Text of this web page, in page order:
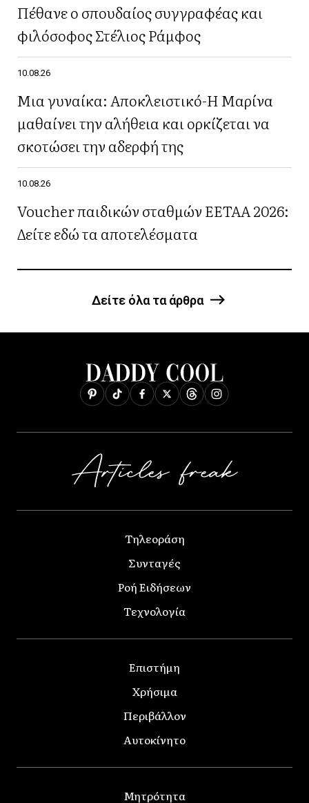
Πέθανε ο σπουδαίος συγγραφέας και
φιλόσοφος Στέλιος Ράμφος
10.08.26
Μια γυναίκα: Αποκλειστικό-Η Μαρίνα
μαθαίνει την αλήθεια και ορκίζεται να
σκοτώσει την αδερφή της
10.08.26
Voucher παιδικών σταθμών ΕΕΤΑΑ 2026:
Δείτε εδώ τα αποτελέσματα
Δείτε όλα τα άρθρα
Τηλεοράση
Συνταγές
Ροή Ειδήσεων
Τεχνολογία
Επιστήμη
Χρήσιμα
Περιβάλλον
Αυτοκίνητο
Μητρότητα